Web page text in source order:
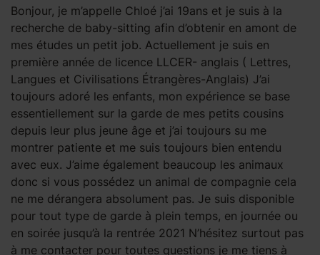
Bonjour, je m’appelle Chloé j’ai 19ans et je suis à la
recherche de baby-sitting afin d’obtenir en amont de
mes études un petit job. Actuellement je suis en
première année de licence LLCER- anglais ( Lettres,
Langues et Civilisations Étrangères-Anglais) J’ai
toujours adoré les enfants, mon expérience se base
essentiellement sur la garde de mes petits cousins
depuis leur plus jeune âge et j’ai toujours su me
montrer patiente et me suis toujours bien entendu
avec eux. J’aime également beaucoup les animaux
donc si vous possédez un animal de compagnie cela
ne me dérangera absolument pas. Je suis disponible
pour tout type de garde à plein temps, en journée ou
en soirée jusqu’à la rentrée 2021 N’hésitez surtout pas
à me contacter pour toutes questions je me tiens à